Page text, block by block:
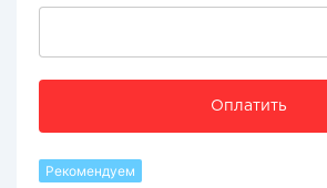
Оплатить
Рекомендуем